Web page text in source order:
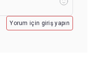
Yorum için giriş yapın